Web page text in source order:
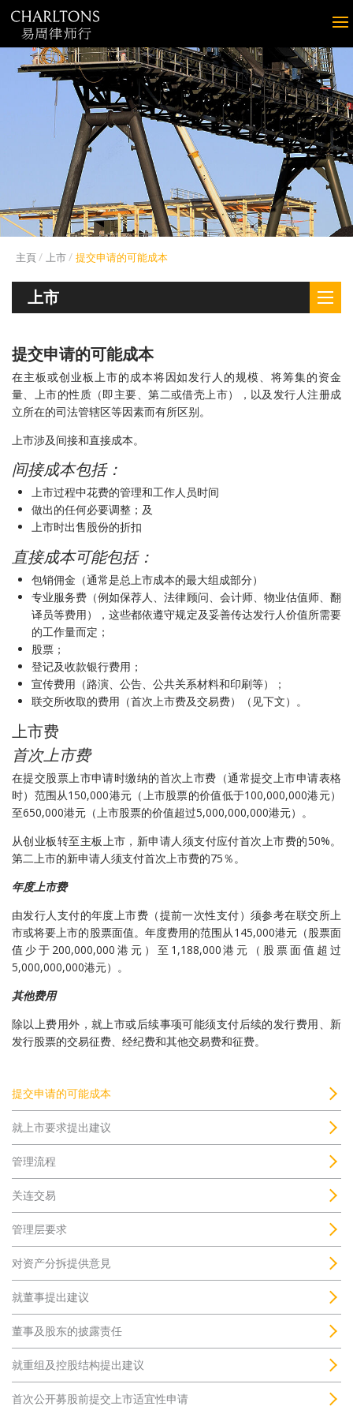
主頁 上市 提交申请的可能成本
上市
提交申请的可能成本
在主板或创业板上市的成本将因如发行人的规模、将筹集的资金
量、上市的性质（即主要、第二或借壳上市），以及发行人注册成
立所在的司法管辖区等因素而有所区别。
上市涉及间接和直接成本。
间接成本包括：
上市过程中花费的管理和工作人员时间
做出的任何必要调整；及
上市时出售股份的折扣
直接成本可能包括：
包销佣金（通常是总上市成本的最大组成部分）
专业服务费（例如保荐人、法律顾问、会计师、物业估值师、翻
译员等费用），这些都依遵守规定及妥善传达发行人价值所需要
的工作量而定；
股票；
登记及收款银行费用；
宣传费用（路演、公告、公共关系材料和印刷等）；
联交所收取的费用（首次上市费及交易费）（见下文）。
上市费
首次上市费
在提交股票上市申请时缴纳的首次上市费（通常提交上市申请表格
时）范围从150,000港元（上市股票的价值低于100,000,000港元）
至650,000港元（上市股票的价值超过5,000,000,000港元）。
从创业板转至主板上市，新申请人须支付应付首次上市费的50%。
第二上市的新申请人须支付首次上市费的75％。
年度上市费
由发行人支付的年度上市费（提前一次性支付）须参考在联交所上
市或将要上市的股票面值。年度费用的范围从145,000港元（股票面
值少于200,000,000港元）至1,188,000港元（股票面值超过
5,000,000,000港元）。
其他费用
除以上费用外，就上市或后续事项可能须支付后续的发行费用、新
发行股票的交易征费、经纪费和其他交易费和征费。
提交申请的可能成本
就上市要求提出建议
管理流程
关连交易
管理层要求
对资产分拆提供意見
就董事提出建议
董事及股东的披露责任
就重组及控股结构提出建议
首次公开募股前提交上市适宜性申请